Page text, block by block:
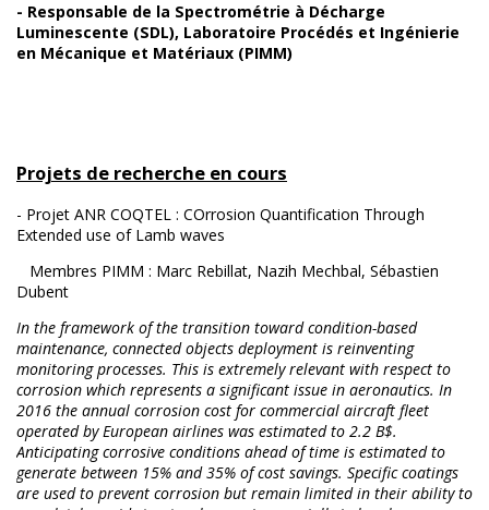
- Responsable de la Spectrométrie à Décharge
Luminescente (SDL), Laboratoire Procédés et Ingénierie
en Mécanique et Matériaux (PIMM)
Projets de recherche en cours
- Projet ANR COQTEL : COrrosion Quantification Through
Extended use of Lamb waves
Membres PIMM : Marc Rebillat, Nazih Mechbal, Sébastien
Dubent
In the framework of the transition toward condition-based
maintenance, connected objects deployment is reinventing
monitoring processes. This is extremely relevant with respect to
corrosion which represents a significant issue in aeronautics. In
2016 the annual corrosion cost for commercial aircraft fleet
operated by European airlines was estimated to 2.2 B$.
Anticipating corrosive conditions ahead of time is estimated to
generate between 15% and 35% of cost savings. Specific coatings
are used to prevent corrosion but remain limited in their ability to